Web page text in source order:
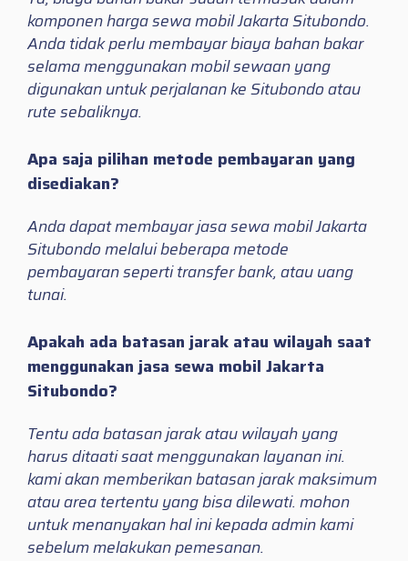
komponen harga sewa mobil Jakarta Situbondo.
Anda tidak perlu membayar biaya bahan bakar
selama menggunakan mobil sewaan yang
digunakan untuk perjalanan ke Situbondo atau
rute sebaliknya.
Apa saja pilihan metode pembayaran yang
disediakan?
Anda dapat membayar jasa sewa mobil Jakarta
Situbondo melalui beberapa metode
pembayaran seperti transfer bank, atau uang
tunai.
Apakah ada batasan jarak atau wilayah saat
menggunakan jasa sewa mobil Jakarta
Situbondo?
Tentu ada batasan jarak atau wilayah yang
harus ditaati saat menggunakan layanan ini.
kami akan memberikan batasan jarak maksimum
atau area tertentu yang bisa dilewati. mohon
untuk menanyakan hal ini kepada admin kami
sebelum melakukan pemesanan.